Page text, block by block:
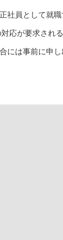
社員として就
応が要求され
には事前に申し